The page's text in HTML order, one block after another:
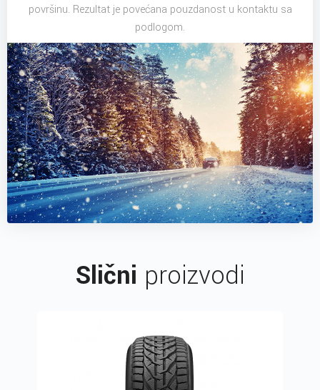
površinu. Rezultat je povećana pouzdanost u kontaktu sa
podlogom.
Slični proizvodi